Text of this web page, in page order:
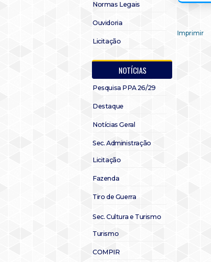
Normas Legais
Ouvidoria
Licitação
NOTÍCIAS
Pesquisa PPA 26/29
Destaque
Notícias Geral
Sec. Administração
Licitação
Fazenda
Tiro de Guerra
Sec. Cultura e Turismo
Turismo
COMPIR
Imprimir